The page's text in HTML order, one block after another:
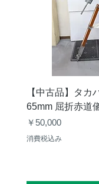
【中古品】タカ
65mm 屈折赤道
価格
￥50,000
消費税込み